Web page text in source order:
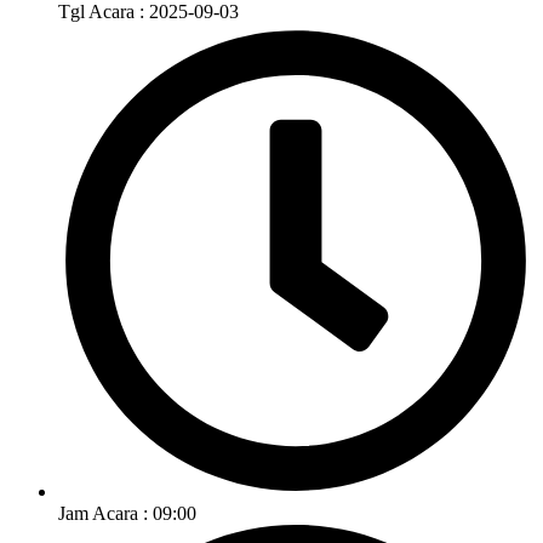
Tgl Acara : 2025-09-03
Jam Acara : 09:00